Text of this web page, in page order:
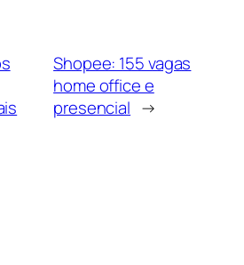
Shopee: 155 vagas
home office e
presencial →